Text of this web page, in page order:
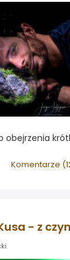
obejrzenia
Komentarze (
- z